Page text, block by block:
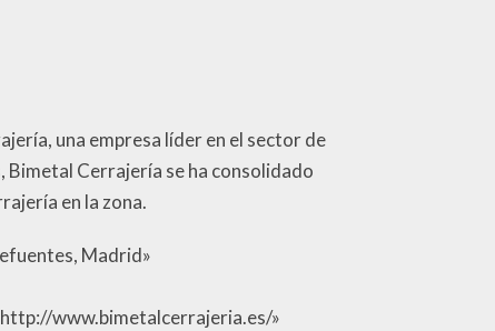
una empresa líder en el sector de
Bimetal Cerrajería se ha consolidado
en la zona.
Madrid»
www.bimetalcerrajeria.es/»